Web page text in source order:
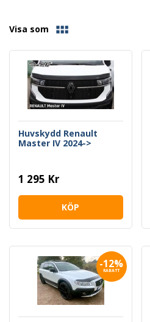
Visa som
Huvskydd Renault
Master IV 2024->
1 295 Kr
KÖP
-12%
RABATT